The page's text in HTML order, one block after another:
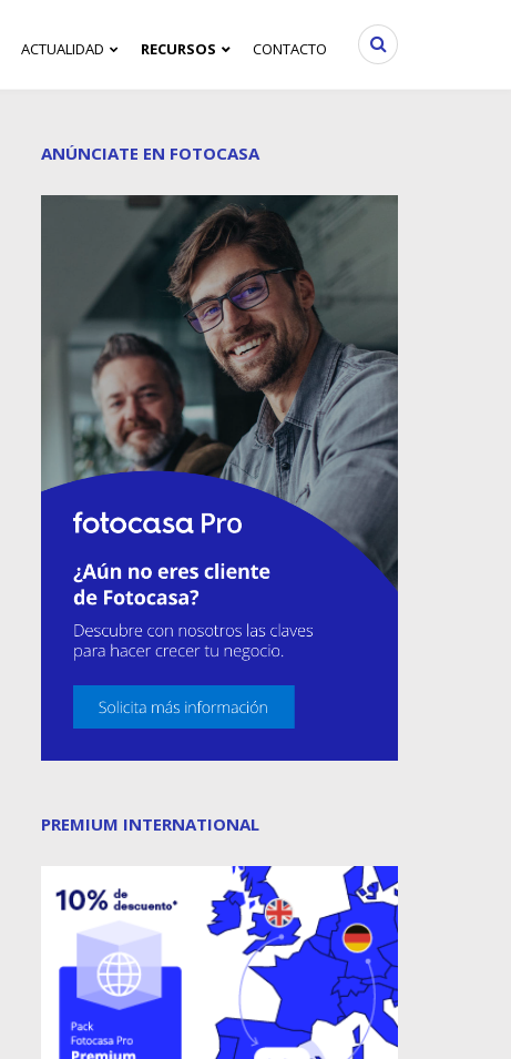
ACTUALIDAD RECURSOS CONTACTO
ANÚNCIATE EN FOTOCASA
PREMIUM INTERNATIONAL